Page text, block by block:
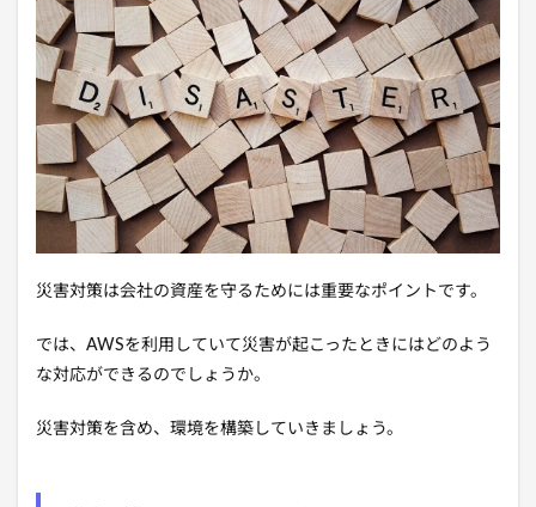
災害対策は会社の資産を守るためには重要なポイントです。
では、AWSを利用していて災害が起こったときにはどのよう
な対応ができるのでしょうか。
災害対策を含め、環境を構築していきましょう。